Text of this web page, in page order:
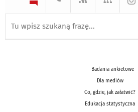
Badania ankietowe
Dla mediów
Co, gdzie, jak załatwić?
Edukacja statystyczna